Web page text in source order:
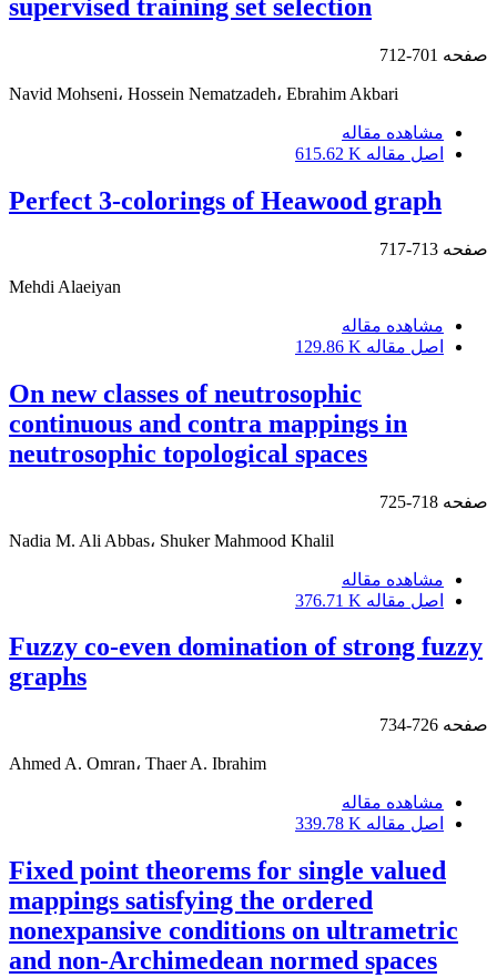
supervised training set selection
صفحه 701-712
Navid Mohseni، Hossein Nematzadeh، Ebrahim Akbari
مشاهده مقاله
اصل مقاله 615.62 K
Perfect 3-colorings of Heawood graph
صفحه 713-717
Mehdi Alaeiyan
مشاهده مقاله
اصل مقاله 129.86 K
On new classes of neutrosophic
continuous and contra mappings in
neutrosophic topological spaces
صفحه 718-725
Nadia M. Ali Abbas، Shuker Mahmood Khalil
مشاهده مقاله
اصل مقاله 376.71 K
Fuzzy co-even domination of strong fuzzy
graphs
صفحه 726-734
Ahmed A. Omran، Thaer A. Ibrahim
مشاهده مقاله
اصل مقاله 339.78 K
Fixed point theorems for single valued
mappings satisfying the ordered
nonexpansive conditions on ultrametric
and non-Archimedean normed spaces